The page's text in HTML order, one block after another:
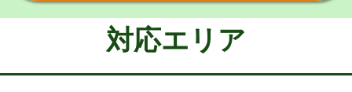
給水管工事※（保温材使用（バンド止
め込み）)
5,500円
給水管工事※（土の掘削・埋め戻し作
11,000円
対応エリア